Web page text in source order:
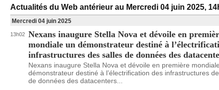
Actualités du Web antérieur au Mercredi 04 juin 2025,
Mercredi 04 juin 2025
13h02 Nexans inaugure Stella Nova et dévoile en
mondiale un démonstrateur destiné à
infrastructures des salles de données des
Nexans inaugure Stella Nova et dévoile en première
démonstrateur destiné à l’électrification des infrastructures
de données des datacenters...